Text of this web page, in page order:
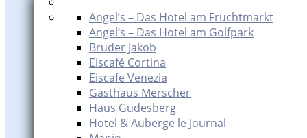
Angel’s – Das Hotel am Fruchtmarkt
Angel’s – Das Hotel am Golfpark
Bruder Jakob
Eiscafé Cortina
Eiscafe Venezia
Gasthaus Merscher
Haus Gudesberg
Hotel & Auberge le Journal